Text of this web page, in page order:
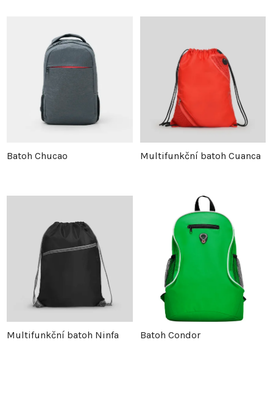
Batoh Chucao Multifunkční batoh Cuanca
Multifunkční batoh Ninfa Batoh Condor